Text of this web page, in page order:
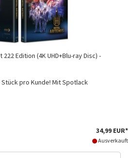
Edition (4K UHD+Blu-ray Disc) -
pro Kunde! Mit Spotlack
34,99 EUR*
Ausverkauft